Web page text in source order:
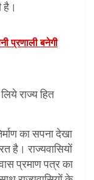
है।
प्रणाली बनेगी
राज्य हित
का सपना देखा
है। राज्यवासियों
प्रमाण पत्र का